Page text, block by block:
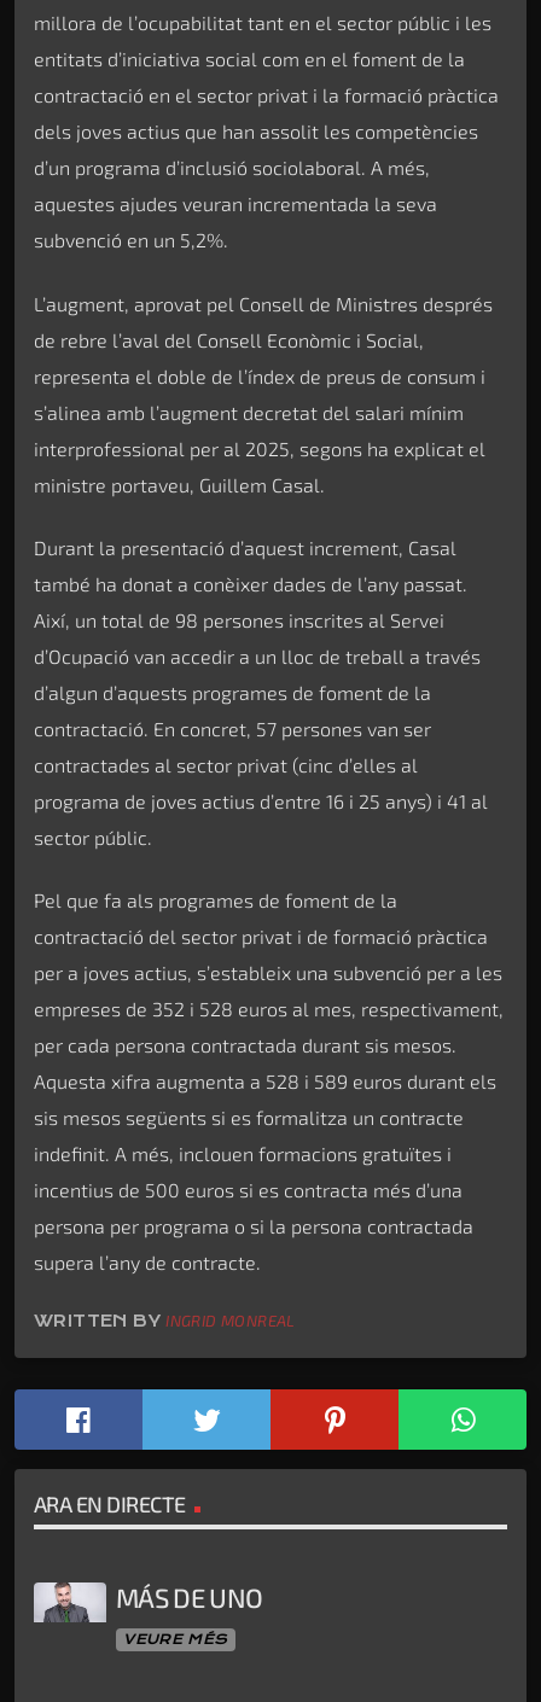
millora de l’ocupabilitat tant en el sector públic i les
entitats d’iniciativa social com en el foment de la
contractació en el sector privat i la formació pràctica
dels joves actius que han assolit les competències
d’un programa d’inclusió sociolaboral. A més,
aquestes ajudes veuran incrementada la seva
subvenció en un 5,2%.
L’augment, aprovat pel Consell de Ministres després
de rebre l’aval del Consell Econòmic i Social,
representa el doble de l’índex de preus de consum i
s’alinea amb l’augment decretat del salari mínim
interprofessional per al 2025, segons ha explicat el
ministre portaveu, Guillem Casal.
Durant la presentació d’aquest increment, Casal
també ha donat a conèixer dades de l’any passat.
Així, un total de 98 persones inscrites al Servei
d’Ocupació van accedir a un lloc de treball a través
d’algun d’aquests programes de foment de la
contractació. En concret, 57 persones van ser
contractades al sector privat (cinc d’elles al
programa de joves actius d’entre 16 i 25 anys) i 41 al
sector públic.
Pel que fa als programes de foment de la
contractació del sector privat i de formació pràctica
per a joves actius, s’estableix una subvenció per a les
empreses de 352 i 528 euros al mes, respectivament,
per cada persona contractada durant sis mesos.
Aquesta xifra augmenta a 528 i 589 euros durant els
sis mesos següents si es formalitza un contracte
indefinit. A més, inclouen formacions gratuïtes i
incentius de 500 euros si es contracta més d’una
persona per programa o si la persona contractada
supera l’any de contracte.
WRITTEN BYINGRID MONREAL
ARA EN DIRECTE
MÁS DE UNO
VEURE MÉS